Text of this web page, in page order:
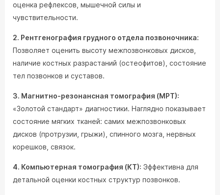
оценка рефлексов, мышечной силы и
чувствительности.
2. Рентгенография грудного отдела позвоночника:
Позволяет оценить высоту межпозвонковых дисков,
наличие костных разрастаний (остеофитов), состояние
тел позвонков и суставов.
3. Магнитно-резонансная томография (МРТ):
«Золотой стандарт» диагностики. Наглядно показывает
состояние мягких тканей: самих межпозвонковых
дисков (протрузии, грыжи), спинного мозга, нервных
корешков, связок.
4. Компьютерная томография (КТ): Эффективна для
детальной оценки костных структур позвонков.